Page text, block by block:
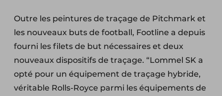
Outre les peintures de traçage de Pitchmark et
les nouveaux buts de football, Footline a depuis
fourni les filets de but nécessaires et deux
nouveaux dispositifs de traçage. “Lommel SK a
opté pour un équipement de traçage hybride,
véritable Rolls-Royce parmi les équipements de